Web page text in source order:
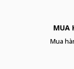
MUA
Mua